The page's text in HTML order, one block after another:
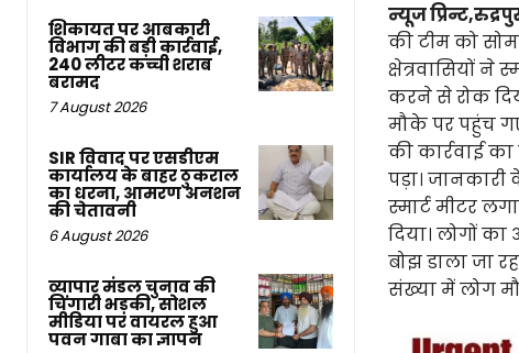
शिकायत पर आबकारी
विभाग की बड़ी कार्रवाई,
240 लीटर कच्ची शराब
बरामद
7 August 2026
SIR विवाद पर एसडीएम
कार्यालय के बाहर ठुकराल
का धरना, आमरण अनशन
की चेतावनी
6 August 2026
व्यापार मंडल चुनाव की
चिंगारी भड़की, सोशल
मीडिया पर वायरल हुआ
पवन गाबा का ज्ञापन
न्यूज
की टीम को
क्षेत्रवासियों ने
करने से रोक
मौके पर पहुंच
की कार्रवाई
पड़ा।
स्मार्ट मीटर
दिया। लोगों
बोझ डाला जा
संख्या में लोग